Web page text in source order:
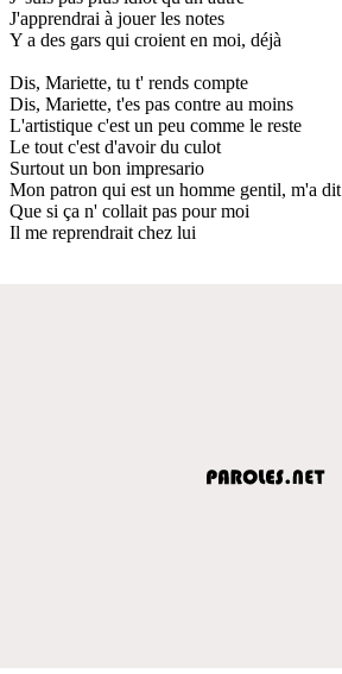
J'apprendrai à jouer les notes
Y a des gars qui croient en moi, déjà
Dis, Mariette, tu t' rends compte
Dis, Mariette, t'es pas contre au moins
L'artistique c'est un peu comme le reste
Le tout c'est d'avoir du culot
Surtout un bon impresario
Mon patron qui est un homme gentil, m'a dit
Que si ça n' collait pas pour moi
Il me reprendrait chez lui